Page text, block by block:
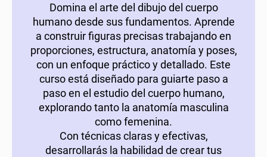
Domina el arte del dibujo del cuerpo
humano desde sus fundamentos. Aprende
a construir figuras precisas trabajando en
proporciones, estructura, anatomía y poses,
con un enfoque práctico y detallado. Este
curso está diseñado para guiarte paso a
paso en el estudio del cuerpo humano,
explorando tanto la anatomía masculina
como femenina.
Con técnicas claras y efectivas,
desarrollarás la habilidad de crear tus